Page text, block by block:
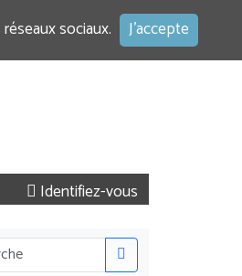
sociaux. J'accepte
Identifiez-vous